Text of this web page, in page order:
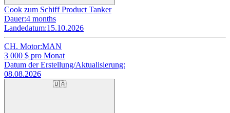
Cook zum Schiff Product Tanker
Dauer:4 months
Landedatum:15.10.2026
CH. Motor:MAN
3 000 $ pro Monat
Datum der Erstellung/Aktualisierung:
08.08.2026
🇺🇦